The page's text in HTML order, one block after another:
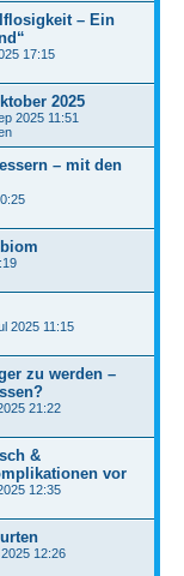
– Ein
17:15
2025
2025 11:51
– mit den
2025 11:15
zu werden –
21:22
&
vor
12:35
12:26